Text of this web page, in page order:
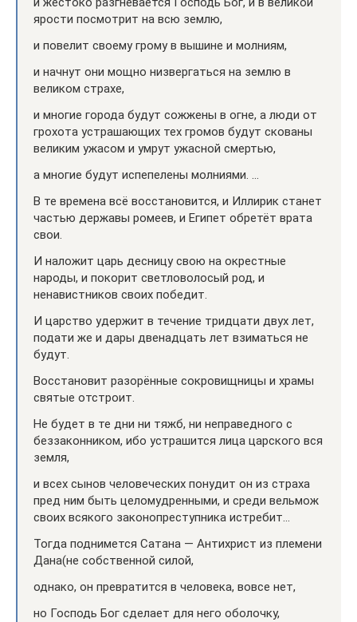
ярости посмотрит на всю землю,
и повелит своему грому в вышине и молниям,
и начнут они мощно низвергаться на землю в
великом страхе,
и многие города будут сожжены в огне, а люди от
грохота устрашающих тех громов будут скованы
великим ужасом и умрут ужасной смертью,
а многие будут испепелены молниями. …
В те времена всё восстановится, и Иллирик станет
частью державы ромеев, и Египет обретёт врата
свои.
И наложит царь десницу свою на окрестные
народы, и покорит светловолосый род, и
ненавистников своих победит.
И царство удержит в течение тридцати двух лет,
подати же и дары двенадцать лет взиматься не
будут.
Восстановит разорённые сокровищницы и храмы
святые отстроит.
Не будет в те дни ни тяжб, ни неправедного с
беззаконником, ибо устрашится лица царского вся
земля,
и всех сынов человеческих понудит он из страха
пред ним быть целомудренными, и среди вельмож
своих всякого законопреступника истребит…
Тогда поднимется Сатана — Антихрист из племени
Дана(не собственной силой,
однако, он превратится в человека, вовсе нет,
но Господь Бог сделает для него оболочку,